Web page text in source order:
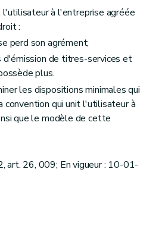
l'utilisateur à l'entreprise agréée
:
perd son agrément;
d'émission de titres-services et
plus.
les dispositions minimales qui
convention qui unit l'utilisateur à
que le modèle de cette
26, 009; En vigueur : 10-01-